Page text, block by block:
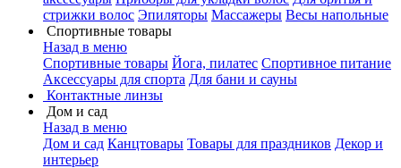
стрижки волос Эпиляторы Массажеры Весы напольные
Спортивные товары
Назад в меню
Спортивные товары Йога, пилатес Спортивное питание
Аксессуары для спорта Для бани и сауны
Контактные линзы
Дом и сад
Назад в меню
Дом и сад Канцтовары Товары для праздников Декор и
интерьер